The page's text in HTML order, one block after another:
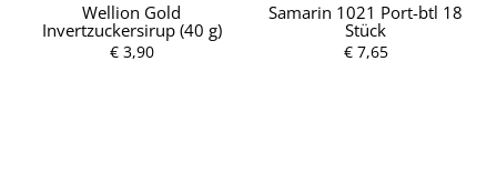
Wellion Gold
Invertzuckersirup (40 g)
€ 3,90
Samarin 1021 Port-btl 18
Stück
€ 7,65